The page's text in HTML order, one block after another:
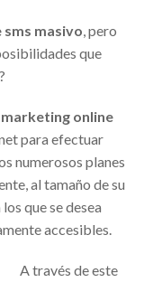
sms masivo, pero
que
online
para efectuar
numerosos planes
al tamaño de su
que se desea
accesibles.
A través de este